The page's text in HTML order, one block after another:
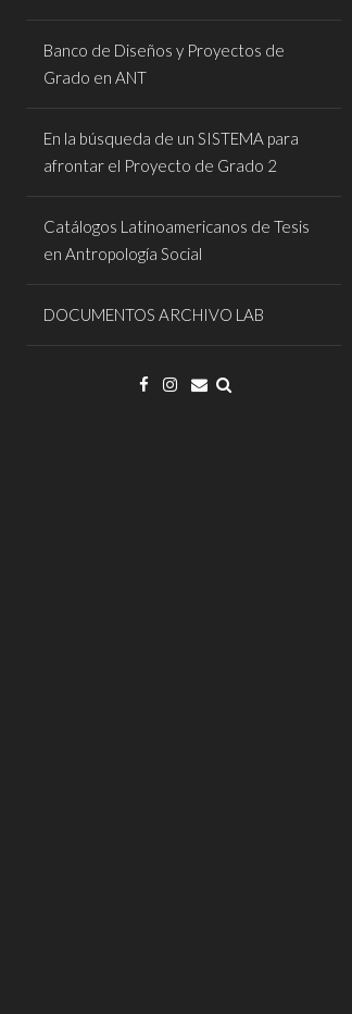
Banco de Diseños y Proyectos de
Grado en ANT
En la búsqueda de un SISTEMA para
afrontar el Proyecto de Grado 2
Catálogos Latinoamericanos de Tesis
en Antropología Social
DOCUMENTOS ARCHIVO LAB